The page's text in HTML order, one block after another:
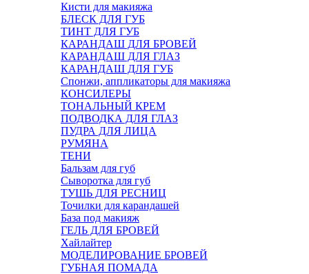
Кисти для макияжа
БЛЕСК ДЛЯ ГУБ
ТИНТ ДЛЯ ГУБ
КАРАНДАШ ДЛЯ БРОВЕЙ
КАРАНДАШ ДЛЯ ГЛАЗ
КАРАНДАШ ДЛЯ ГУБ
Спонжи, аппликаторы для макияжа
КОНСИЛЕРЫ
ТОНАЛЬНЫЙ КРЕМ
ПОДВОДКА ДЛЯ ГЛАЗ
ПУДРА ДЛЯ ЛИЦА
РУМЯНА
ТЕНИ
Бальзам для губ
Сыворотка для губ
ТУШЬ ДЛЯ РЕСНИЦ
Точилки для карандашей
База под макияж
ГЕЛЬ ДЛЯ БРОВЕЙ
Хайлайтер
МОДЕЛИРОВАНИЕ БРОВЕЙ
ГУБНАЯ ПОМАДА